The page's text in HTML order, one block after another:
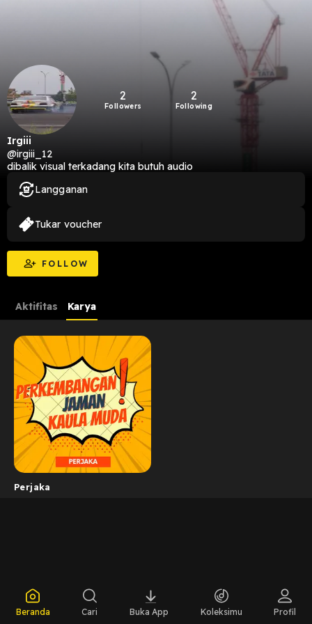
2
Followers
2
Following
Irgiii
@irgiii_12
dibalik visual terkadang kita butuh audio
FOLLOW
Langganan
Tukar voucher
Aktifitas Karya
Perjaka
Beranda Cari Buka App Koleksimu Profil